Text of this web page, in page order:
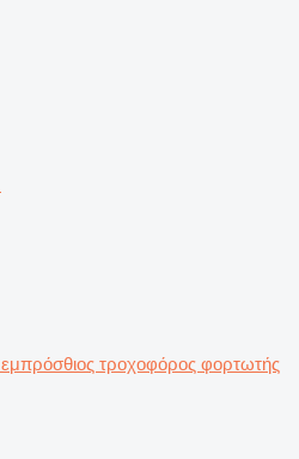
εμπρόσθιος τροχοφόρος φορτωτής